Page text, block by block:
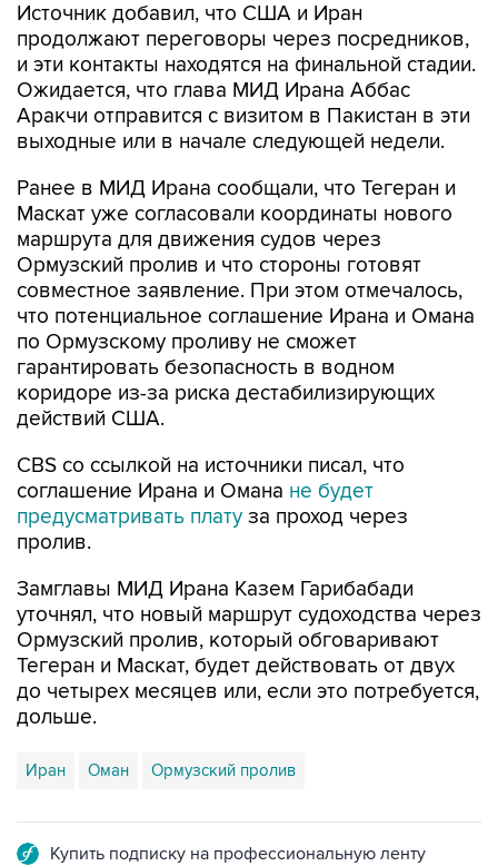
Источник добавил, что США и Иран
продолжают переговоры через посредников,
и эти контакты находятся на финальной стадии.
Ожидается, что глава МИД Ирана Аббас
Аракчи отправится с визитом в Пакистан в эти
выходные или в начале следующей недели.
Ранее в МИД Ирана сообщали, что Тегеран и
Маскат уже согласовали координаты нового
маршрута для движения судов через
Ормузский пролив и что стороны готовят
совместное заявление. При этом отмечалось,
что потенциальное соглашение Ирана и Омана
по Ормузскому проливу не сможет
гарантировать безопасность в водном
коридоре из-за риска дестабилизирующих
действий США.
CBS со ссылкой на источники писал, что
соглашение Ирана и Омана не будет
предусматривать плату за проход через
пролив.
Замглавы МИД Ирана Казем Гарибабади
уточнял, что новый маршрут судоходства через
Ормузский пролив, который обговаривают
Тегеран и Маскат, будет действовать от двух
до четырех месяцев или, если это потребуется,
дольше.
Иран Оман Ормузский пролив
Купить подписку на профессиональную ленту